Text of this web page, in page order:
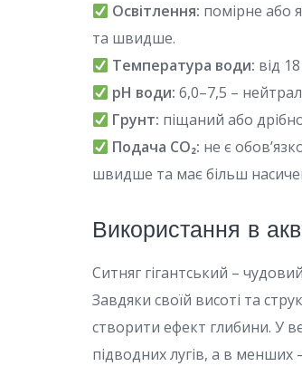
Освітлення: помірне або
та швидше.
Температура води: від
pH води: 6,0–7,5 –
Грунт: піщаний або
Подача CO₂: не є
швидше та має більш
Використання в
Ситняг гігантський –
Завдяки своїй висоті та
створити ефект глибини. У
підводних лугів, а в менших